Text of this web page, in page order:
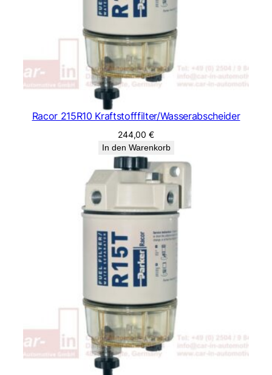
Racor 215R10 Kraftstofffilter/Wasserabscheider
244,00€
In den Warenkorb